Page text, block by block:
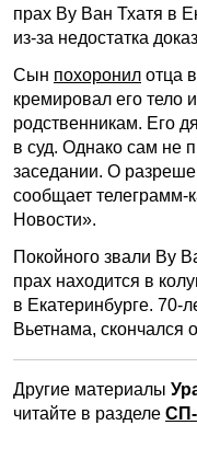
прах Ву Ван Тхатя в
из-за недостатка
Сын похоронил отца
кремировал его тело
родственникам. Его
в суд. Однако сам не
заседании. О
сообщает телеграмм-
Новости».
Покойного звали Ву
прах находится в
в Екатеринбурге. 70-
Вьетнама, скончался
Другие материалы
читайте в разделе